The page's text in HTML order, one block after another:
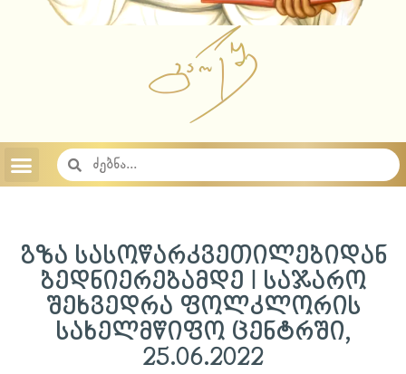
აუდიო ჩანაწერები 2019
აუდიო ჩანაწერები 2018
საიტის შესახებ
გზა სასოწარკვეთილებიდან
ბედნიერებამდე I საჯარო
შეხვედრა ფოლკლორის
სახელმწიფო ცენტრში,
25.06.2022